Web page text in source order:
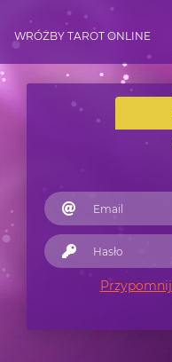
WRÓŻBY TAROT ONLINE
Przypomnij